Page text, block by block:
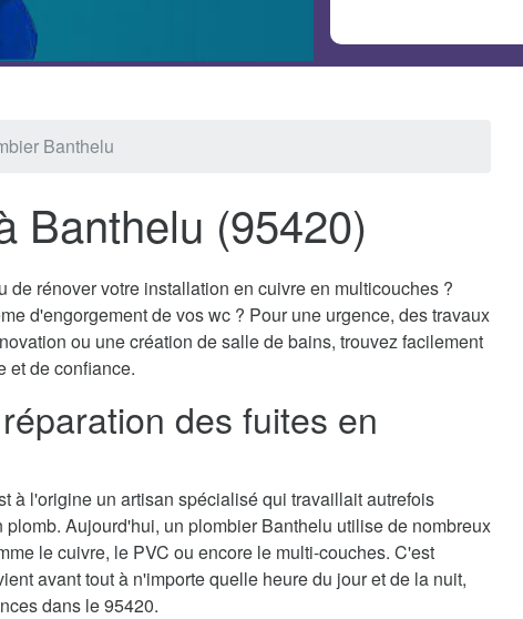
Banthelu
Banthelu (95420)
de rénover votre installation en cuivre en multicouches ?
d'engorgement de vos wc ? Pour une urgence, des travaux
ou une création de salle de bains, trouvez facilement
et de confiance.
des fuites en
à l'origine un artisan spécialisé qui travaillait autrefois
Aujourd'hui, un plombier Banthelu utilise de nombreux
le cuivre, le PVC ou encore le multi-couches. C'est
avant tout à n'importe quelle heure du jour et de la nuit,
dans le 95420.